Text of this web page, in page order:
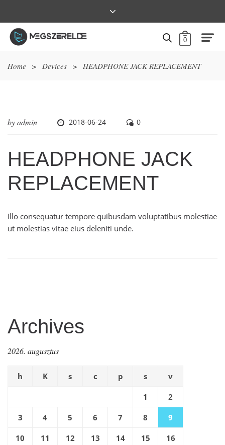
0
Home > Devices > HEADPHONE JACK REPLACEMENT
byadmin 2018-06-24 0
HEADPHONE JACK
REPLACEMENT
Illo consequatur tempore quibusdam voluptatibus molestiae
ut molestias vitae eius deleniti unde.
Archives
2026. augusztus
h K s c p s v
1 2
3 4 5 6 7 8 9
10 11 12 13 14 15 16